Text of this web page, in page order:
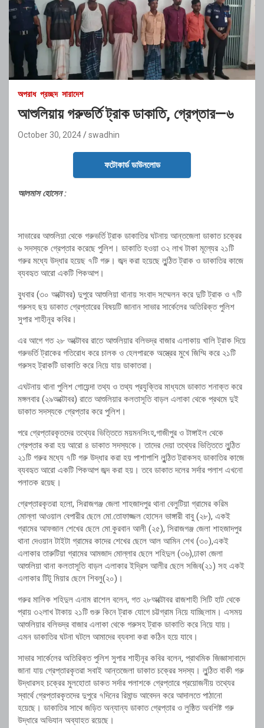
অপরাধ প্রচ্ছদ সারাদেশ
আশুলিয়ায় গরুভর্তি ট্রাক ডাকাতি, গ্রেপ্তার—৬
October 30, 2024 swadhin
ফটোকার্ড ডাউনলোড
আলমাস হোসেন :
সাভারের আশুলিয়া থেকে গরুভর্তি ট্রাক ডাকাতির ঘটনায় আন্তজেলা ডাকাত চক্রের
৬ সদস্যকে গ্রেপ্তার করেছে পুলিশ। ডাকাতি হওয়া ৩২ লাখ টাকা মূল্যের ২১টি
গরুর মধ্যে উদ্ধার হয়েছ ৭টি গরু। জব্দ করা হয়েছে লুন্ঠিত ট্রাক ও ডাকাতির কাজে
ব্যবহৃত আরো একটি পিকআপ।
বুধবার (৩০ অক্টোবর) দুপুরে আশুলিয়া থানায় সংবাদ সম্মেলন করে দুটি ট্রাক ও ৭টি
গরুসহ ছয় ডাকাত গ্রেপ্তারের বিষয়টি জানান সাভার সার্কেলের অতিরিক্ত পুলিশ
সুপার শাহীনূর কবির।
এর আগে গত ২৮ অক্টোবর রাতে আশুলিয়ার বলিভদ্র বাজার এলাকায় খালি ট্রাক দিয়ে
গরুভর্তি ট্রাকের গতিরোধ করে চালক ও হেলপারকে অস্ত্রের মুখে জিম্মি করে ২১টি
গরুসহ ট্রাকটি ডাকাতি করে নিয়ে যায় ডাকাতরা।
এঘটনায় থানা পুলিশ গোয়েন্দা তথ্য ও তথ্য প্রযুক্তির মাধ্যমে ডাকাত শনাক্ত করে
মঙ্গলবার (২৯অক্টোবর) রাতে আশুলিয়ার কলতাসূতি বাড়ল এলাকা থেকে প্রথমে দুই
ডাকাত সদস্যকে গ্রেপ্তার করে পুলিশ।
পরে গ্রেপ্তারকৃতদের তথ্যের ভিত্তিতে ময়মনসিংহ,গাজীপুর ও টাঙ্গাইল থেকে
গ্রেপ্তার করা হয় আরো ৪ ডাকাত সদস্যকে। তাদের দেয়া তথ্যের ভিত্তিতে লুন্ঠিত
২১টি গরুর মধ্যে ৭টি গরু উদ্ধার করা হয় পাশাপাশি লুন্ঠিত ট্রাকসহ ডাকাতির কাজে
ব্যবহৃত আরো একটি পিকআপ জব্দ করা হয়। তবে ডাকাত দলের সর্দার পলাশ এখনো
পলাতক রয়েছ।
গ্রেপ্তারকৃতরা হলো, সিরাজগঞ্জ জেলা শাহজাদপুর থানা বেলুটিয়া গ্রামের করিম
মোল্লা আওয়াল বেপারীর ছেলে মো.তোফাজ্জল হোসেন ভাঙ্গারী বাবু (২৮), একই
গ্রামের আফজাল শেখের ছেলে মো.কুরবান আলী (২৫), সিরাজগঞ্জ জেলা শাহজাদপুর
থানা দেওয়ান টাইটা গ্রামের কাদের শেখের ছেলে আল আমিন শেখ (৩০),একই
এলাকার তারুটিয়া গ্রামের আমজাদ মোল্লার ছেলে শহিদুল (৩৬),ঢাকা জেলা
আশুলিয়া থানা কলতাসূতি বাড়ল এলাকার ইদ্রিস আলীর ছেলে সজিব(২১) সহ একই
এলাকার টিটু মিয়ার ছেলে শিবলু(২০)।
গরুর মালিক শহিদুল এনাম রাশেল বলেন, গত ২৮অক্টোবর রাজশাহী সিটি হাট থেকে
প্রায় ৩২লাখ টাকায় ২১টি গুরু কিনে ট্রাক যোগে চট্টগ্রাম নিয়ে যাচ্ছিলাম। এসময়
আশুলিয়ার বলিভদ্র বাজার এলাকা থেকে গরুসহ ট্রাক ডাকাতি করে নিয়ে যায়।
এমন ডাকাতির ঘটনা ঘটলে আমাদের ব্যবসা করা কঠিন হয়ে যাবে।
সাভার সার্কেলের অতিরিক্ত পুলিশ সুপার শাহীনূর কবির বলেন, প্রাথমিক জিজ্ঞাসাবাদে
জানা যায় গ্রেপ্তারকৃতরা সবাই আন্তজেলা ডাকাত চক্রের সদস্য। লুন্ঠিত বাকী গরু
উদ্ধারসহ চক্রের মুলহোতা ডাকত সর্দার পলাশকে গ্রেপ্তারে প্রয়োজনীয় তথ্যের
স্বার্থে গ্রেপ্তারকৃতদের দুপুরে ৭দিনের রিমান্ড আবেদন করে আদালতে পাঠানো
হয়েছে। ডাকাতির সাথে জড়িত অন্যান্য ডাকাত গ্রেপ্তার ও লুষ্ঠিত অবশিষ্ট গরু
উদ্ধারে অভিযান অব্যাহত রয়েছে।